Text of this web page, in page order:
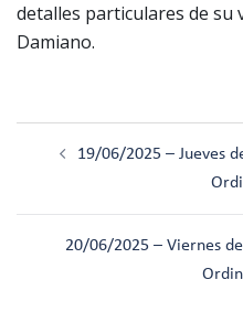
detalles particulares de su
Damiano.
19/06/2025 – Jueves
20/06/2025 – Viernes